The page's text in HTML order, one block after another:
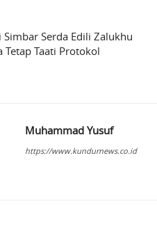
Simbar Serda Edili Zalukhu
Tetap Taati Protokol
Muhammad Yusuf
https://www.kundurnews.co.id